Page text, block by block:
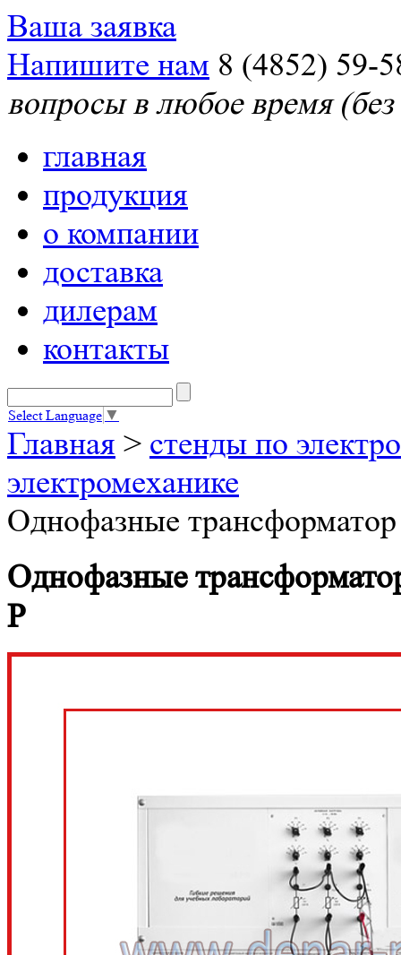
Ваша заявка
Напишите нам 8 (4852) 59-
вопросы в любое время
главная
продукция
о компании
доставка
дилерам
контакты
Select Language ▼
Главная > стенды по
электромеханике
Однофазные
Однофазные
Р